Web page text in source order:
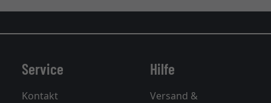
Service
Kontakt
Hilfe
Versand &